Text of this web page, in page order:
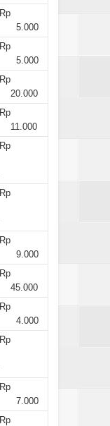
Rp
5.000
Rp
5.000
Rp
20.000
Rp
11.000
Rp
Rp
Rp
9.000
Rp
45.000
Rp
4.000
Rp
Rp
7.000
Rp